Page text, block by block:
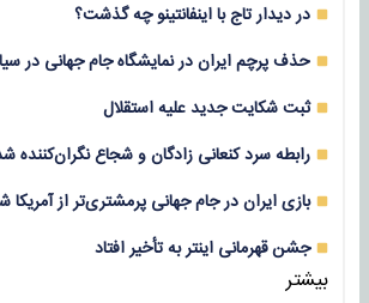
در دیدار تاج با اینفانتینو چه گذشت؟
حذف پرچم ایران در نمایشگاه جام جهانی در
ثبت شکایت جدید علیه استقلال
رابطه سرد کنعانی زادگان و شجاع نگران‌کننده
بازی‌ ایران در جام جهانی پرمشتری‌تر از آمریکا
جشن قهرمانی اینتر به تأخیر افتاد
بیشتر